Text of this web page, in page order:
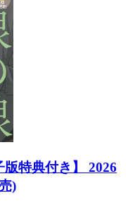
特典付き】 2026
)